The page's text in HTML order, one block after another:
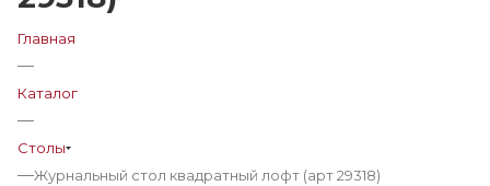
Главная
—
Каталог
—
Столы
—Журнальный стол квадратный лофт (арт 29318)